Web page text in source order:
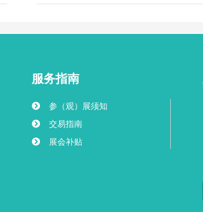
服务指南
参（观）展须知
交易指南
展会补贴